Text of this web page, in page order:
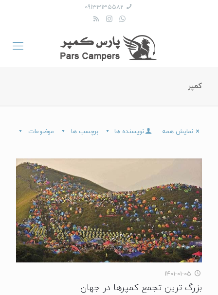
09133135582
کمپر
موضوعات برچسب ها نویسنده ها نمایش همه
1401-01-05
بزرگ ترین تجمع کمپرها در جهان